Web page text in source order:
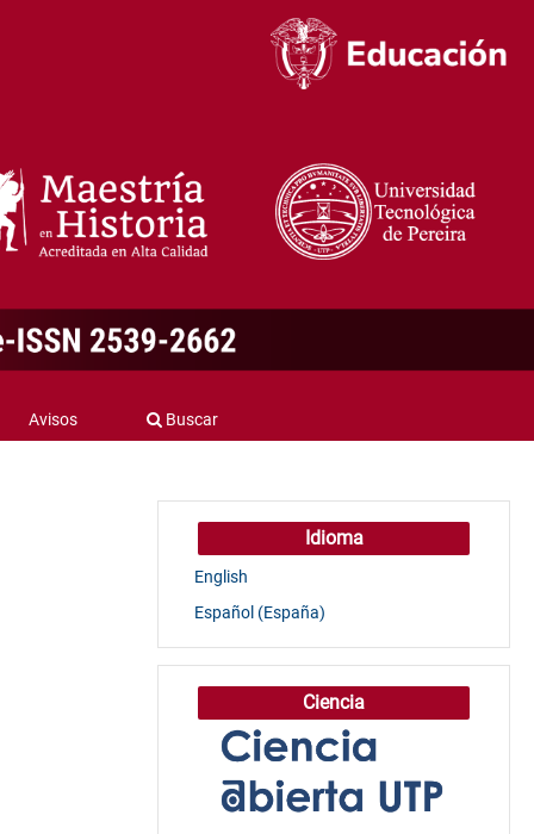
Avisos Buscar
Idioma
English
Español (España)
Ciencia